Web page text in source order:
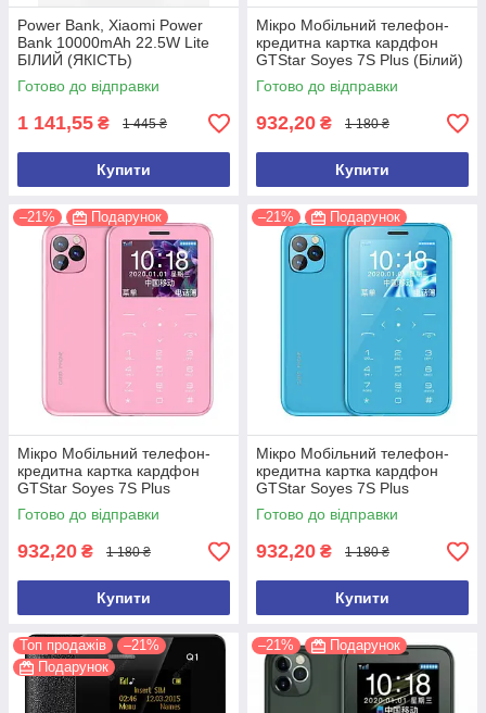
Power Bank, Xiaomi Power
Bank 10000mAh 22.5W Lite
БІЛИЙ (ЯКІСТЬ)
Готово до відправки
1 141,55 ₴ 1 445 ₴
Купити
Мікро Мобільний телефон-
кредитна картка кардфон
GTStar Soyes 7S Plus (Білий)
Готово до відправки
932,20 ₴ 1 180 ₴
Купити
–21% Подарунок
Мікро Мобільний телефон-
кредитна картка кардфон
GTStar Soyes 7S Plus
(Рожевий)
Готово до відправки
932,20 ₴ 1 180 ₴
Купити
–21% Подарунок
Мікро Мобільний телефон-
кредитна картка кардфон
GTStar Soyes 7S Plus
(Блакитний)
Готово до відправки
932,20 ₴ 1 180 ₴
Купити
Топ продажів
–21%
Подарунок
–21% Подарунок